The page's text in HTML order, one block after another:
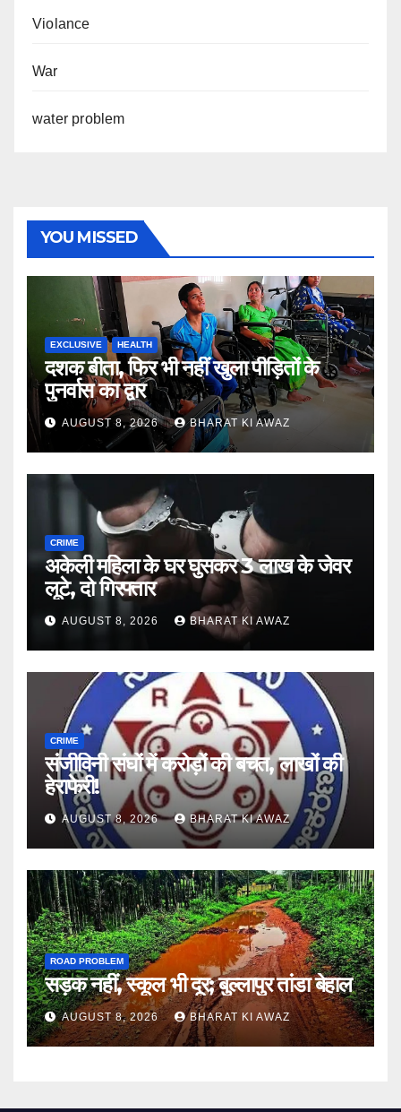
Violance
War
water problem
YOU MISSED
EXCLUSIVE HEALTH
दशक बीता, फिर भी नहीं खुला पीड़ितों के
पुनर्वास का द्वार
AUGUST 8, 2026 BHARAT KI AWAZ
CRIME
अकेली महिला के घर घुसकर 3 लाख के जेवर
लूटे, दो गिरफ्तार
AUGUST 8, 2026 BHARAT KI AWAZ
CRIME
संजीविनी संघों में करोड़ों की बचत, लाखों की
हेराफेरी!
AUGUST 8, 2026 BHARAT KI AWAZ
ROAD PROBLEM
सड़क नहीं, स्कूल भी दूर; बुल्लापुर तांडा बेहाल
AUGUST 8, 2026 BHARAT KI AWAZ